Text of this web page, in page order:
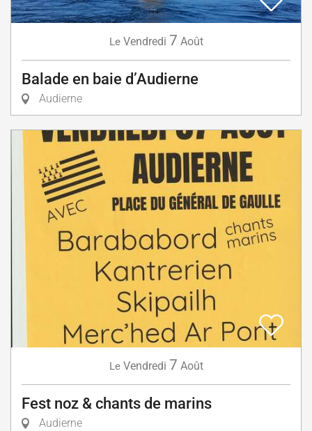
Le Vendredi 7 Août
Balade en baie d’Audierne
Audierne
Le Vendredi 7 Août
Fest noz & chants de marins
Audierne